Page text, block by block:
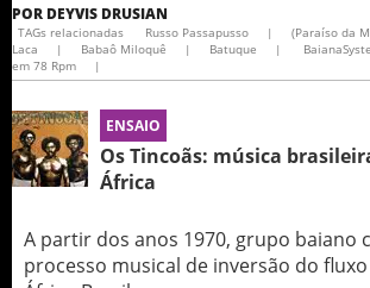
POR DEYVIS DRUSIAN
TAGs relacionadas Russo Passapusso | (Paraíso da
Laca
| Babaô Miloquê | Batuque |
em 78 Rpm
|
ENSAIO
Os Tincoãs: música
África
A partir dos anos 1970, grupo baiano
processo musical de inversão do